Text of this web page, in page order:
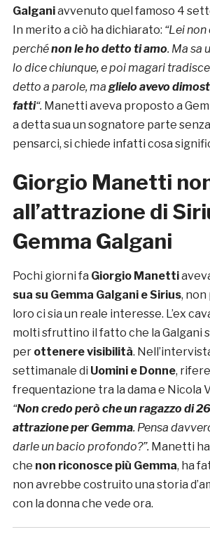
Galganiavvenuto quel famoso 4
In merito a ciò ha dichiarato: “Lei
perchénon le ho detto ti amo. Ma sa
lo dice chiunque, e poi magari
detto a parole, ma glielo avevo
fatti“. Manetti aveva proposto a
a detta sua un sognatore parte
pensarci, si chiede infatti cosa
Giorgio Manetti
all’attrazione di
Gemma Galgani
Pochi giorni fa Giorgio Manetti
sua su Gemma Galgani eSirius, non
loro ci sia un reale interesse. L’ex
molti sfruttino il fatto che la Galgani
per ottenere visibilità.
settimanale di Uomini e Donne,
frequentazione tra la dama e Nicola
“Non credo però che un ragazzo di
attrazione per Gemma. Pensa
darle un bacio profondo?”. Manetti
che non riconosce più Gemma, ha
non avrebbe costruito una storia
con la donna che vede ora.